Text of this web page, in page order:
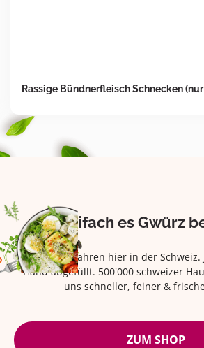
Rassige Bündnerfleisch Schnecken
Eifach es Gwürz
Seit über 42 Jahren hier in der Schweiz.
Hand abgefüllt. 500'000 schweizer
uns schneller, feiner &
ZUM SHOP